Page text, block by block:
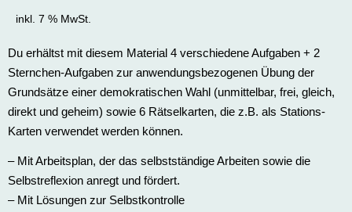
inkl. 7 % MwSt.
Du erhältst mit diesem Material 4 verschiedene Aufgaben + 2
Sternchen-Aufgaben zur anwendungsbezogenen Übung der
Grundsätze einer demokratischen Wahl (unmittelbar, frei, gleich,
direkt und geheim) sowie 6 Rätselkarten, die z.B. als Stations-
Karten verwendet werden können.
– Mit Arbeitsplan, der das selbstständige Arbeiten sowie die
Selbstreflexion anregt und fördert.
– Mit Lösungen zur Selbstkontrolle